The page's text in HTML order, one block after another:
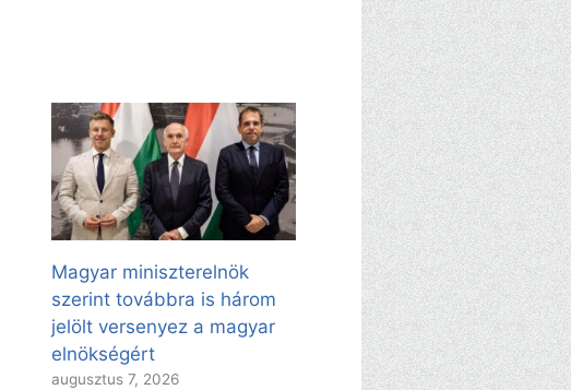
Magyar miniszterelnök
szerint továbbra is három
jelölt versenyez a magyar
elnökségért
augusztus 7, 2026